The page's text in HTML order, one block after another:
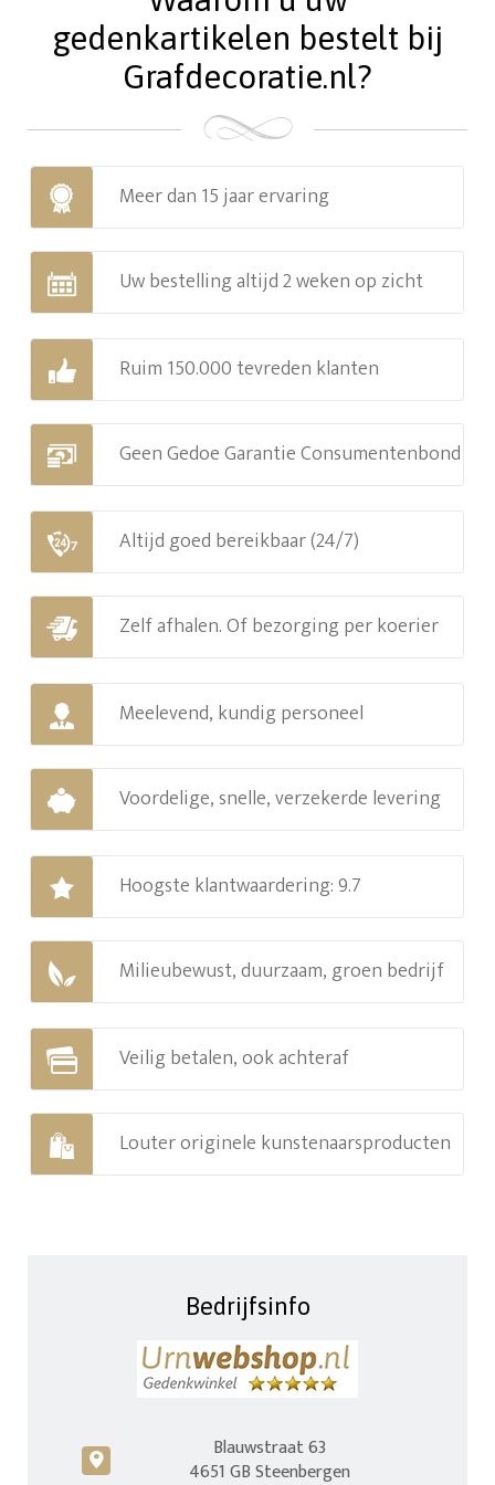
gedenkartikelen bestelt bij
Grafdecoratie.nl?
Meer dan 15 jaar ervaring
Uw bestelling altijd 2 weken op zicht
Ruim 150.000 tevreden klanten
Geen Gedoe Garantie Consumentenbond
Altijd goed bereikbaar (24/7)
Zelf afhalen. Of bezorging per koerier
Meelevend, kundig personeel
Voordelige, snelle, verzekerde levering
Hoogste klantwaardering: 9.7
Milieubewust, duurzaam, groen bedrijf
Veilig betalen, ook achteraf
Louter originele kunstenaarsproducten
Bedrijfsinfo
c
Blauwstraat 63
4651 GB Steenbergen